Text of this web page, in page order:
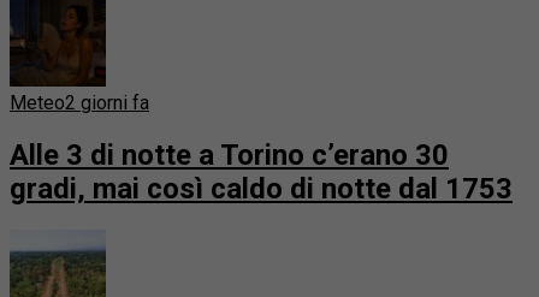
Meteo2 giorni fa
Alle 3 di notte a Torino c’erano 30
gradi, mai così caldo di notte dal 1753